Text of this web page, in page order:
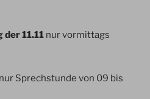
der 11.11 nur vormittags
Sprechstunde von 09 bis